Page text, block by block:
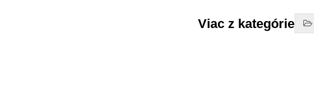
Viac z kategórie